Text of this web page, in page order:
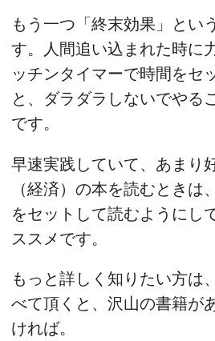
もう一つ「終末効果」とい
す。人間追い込まれた時に
ッチンタイマーで時間をセ
と、ダラダラしないでやる
です。
早速実践していて、あまり
（経済）の本を読むときは
をセットして読むようにし
ススメです。
もっと詳しく知りたい方は
べて頂くと、沢山の書籍が
ければ。